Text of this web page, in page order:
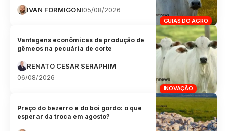
GUIAS DO AGRO
IVAN FORMIGONI05/08/2026
INOVAÇÃO
Vantagens econômicas da produção de
gêmeos na pecuária de corte
RENATO CESAR SERAPHIM
06/08/2026
Preço do bezerro e do boi gordo: o que
esperar da troca em agosto?